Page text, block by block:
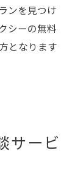
ンを見つけ
シーの無料
となります
サービ